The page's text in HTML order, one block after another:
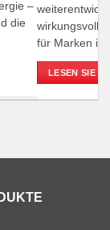
Kundenerlebnis
[...]